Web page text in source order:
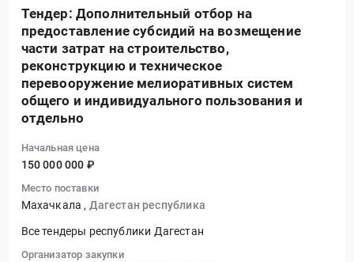
Тендер: Дополнительный отбор на
предоставление субсидий на возмещение
части затрат на строительство,
реконструкцию и техническое
перевооружение мелиоративных систем
общего и индивидуального пользования и
отдельно
Начальная цена
150 000 000 ₽
Место поставки
Махачкала , Дагестан республика
Все тендеры республики Дагестан
Организатор закупки